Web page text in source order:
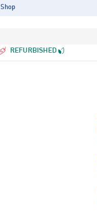
REFURBISHED